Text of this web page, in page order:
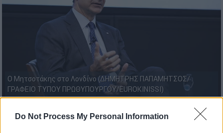
Do Not Process My Personal Information
Ο Μητσοτάκης στο Λονδίνο (ΔΗΜΗΤΡΗΣ ΠΑΠΑΜΗΤΣΟΣ/
ΓΡΑΦΕΙΟ ΤΥΠΟΥ ΠΡΩΘΥΠΟΥΡΓΟΥ/EUROKINISSI)
Προσθέστε το ΕΘΝΟΣ στη Google